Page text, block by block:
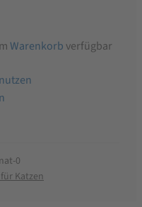
Warenkorb verfügbar
0
Katzen